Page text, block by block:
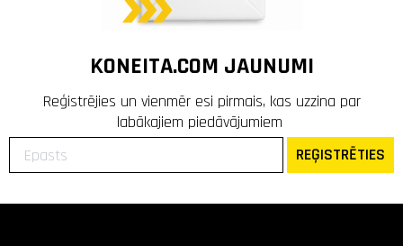
KONEITA.COM JAUNUMI
Reģistrējies un vienmēr esi pirmais, kas uzzina par
labākajiem piedāvājumiem
REĢISTRĒTIES